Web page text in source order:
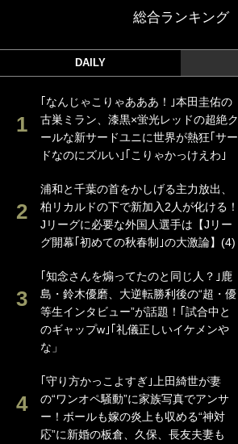
総合ランキング
DAILY
｢なんじゃこりゃあああ！｣本田圭佑の
古巣ミラン、漆黒×蛍光レッドの超絶ク
ールな新サードユニに世界が熱狂｢サー
ドなのにズルい｣｢こりゃかっけえわ｣
浦和と千葉の首をかしげる主力放出、
柏リカルドの下で新加入2人が化ける！
Jリーグに必要な外国人選手は【Jリー
グ開幕｢初めての秋春制｣の大激論】(4)
｢知念さんを煽ってたのと同じ人？｣鹿
島・鈴木優磨、大逆転勝利後の“超・優
等生インタビュー”が話題！｢試合中と
のギャップw｣｢礼儀正しいイケメンや
な」
｢守り方かっこよすぎ｣上田綺世が妻
の“ワンオペ騒動”に家族写真でアンサ
ー！ボールも嫁の炎上も収める“神対
応”に新婚の板倉、久保、長友夫妻も